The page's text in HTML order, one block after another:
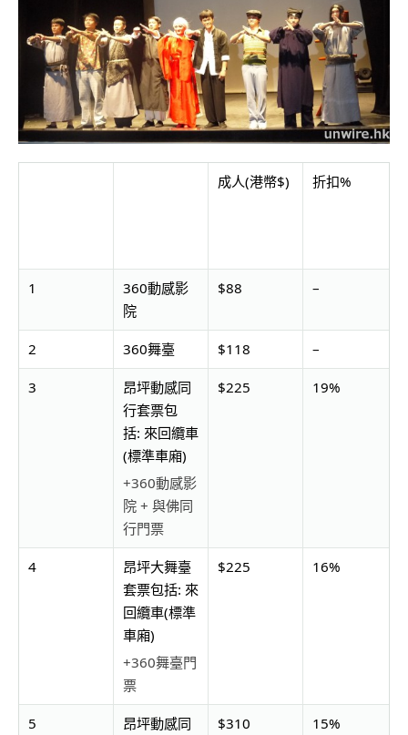
成人(港幣$) 折扣%
1
360動感影
院
$88 –
2 360舞臺 $118 –
3
昂坪動感同
行套票包
括: 來回纜車
(標準車廂)
+360動感影
院 + 與佛同
行門票
$225 19%
4
昂坪大舞臺
套票包括: 來
回纜車(標準
車廂)
+360舞臺門
票
$225 16%
5
昂坪動感同
$310 15%